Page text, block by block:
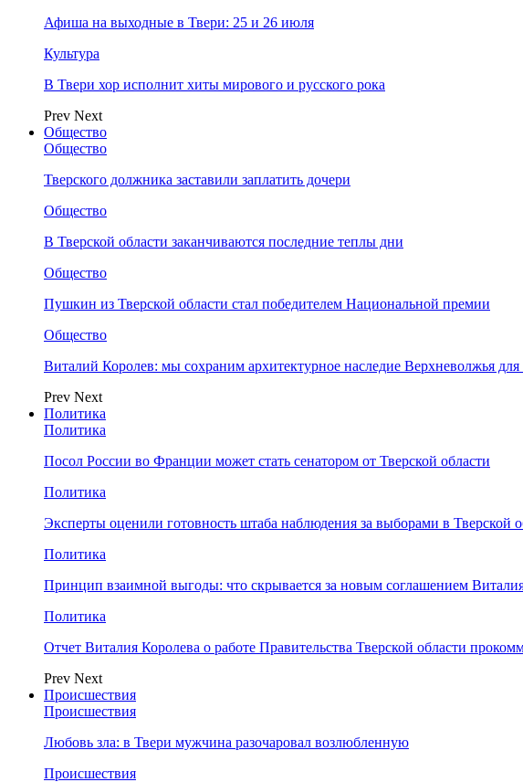
Афиша на выходные в Твери: 25 и 26 июля
Культура
В Твери хор исполнит хиты мирового и русского рока
Prev Next
Общество
Общество
Тверского должника заставили заплатить дочери
Общество
В Тверской области заканчиваются последние теплы дни
Общество
Пушкин из Тверской области стал победителем Национальной премии
Общество
Виталий Королев: мы сохраним архитектурное наследие Верхневолжья
Prev Next
Политика
Политика
Посол России во Франции может стать сенатором от Тверской области
Политика
Эксперты оценили готовность штаба наблюдения за выборами в Тверской
Политика
Принцип взаимной выгоды: что скрывается за новым соглашением
Политика
Отчет Виталия Королева о работе Правительства Тверской области
Prev Next
Происшествия
Происшествия
Любовь зла: в Твери мужчина разочаровал возлюбленную
Происшествия